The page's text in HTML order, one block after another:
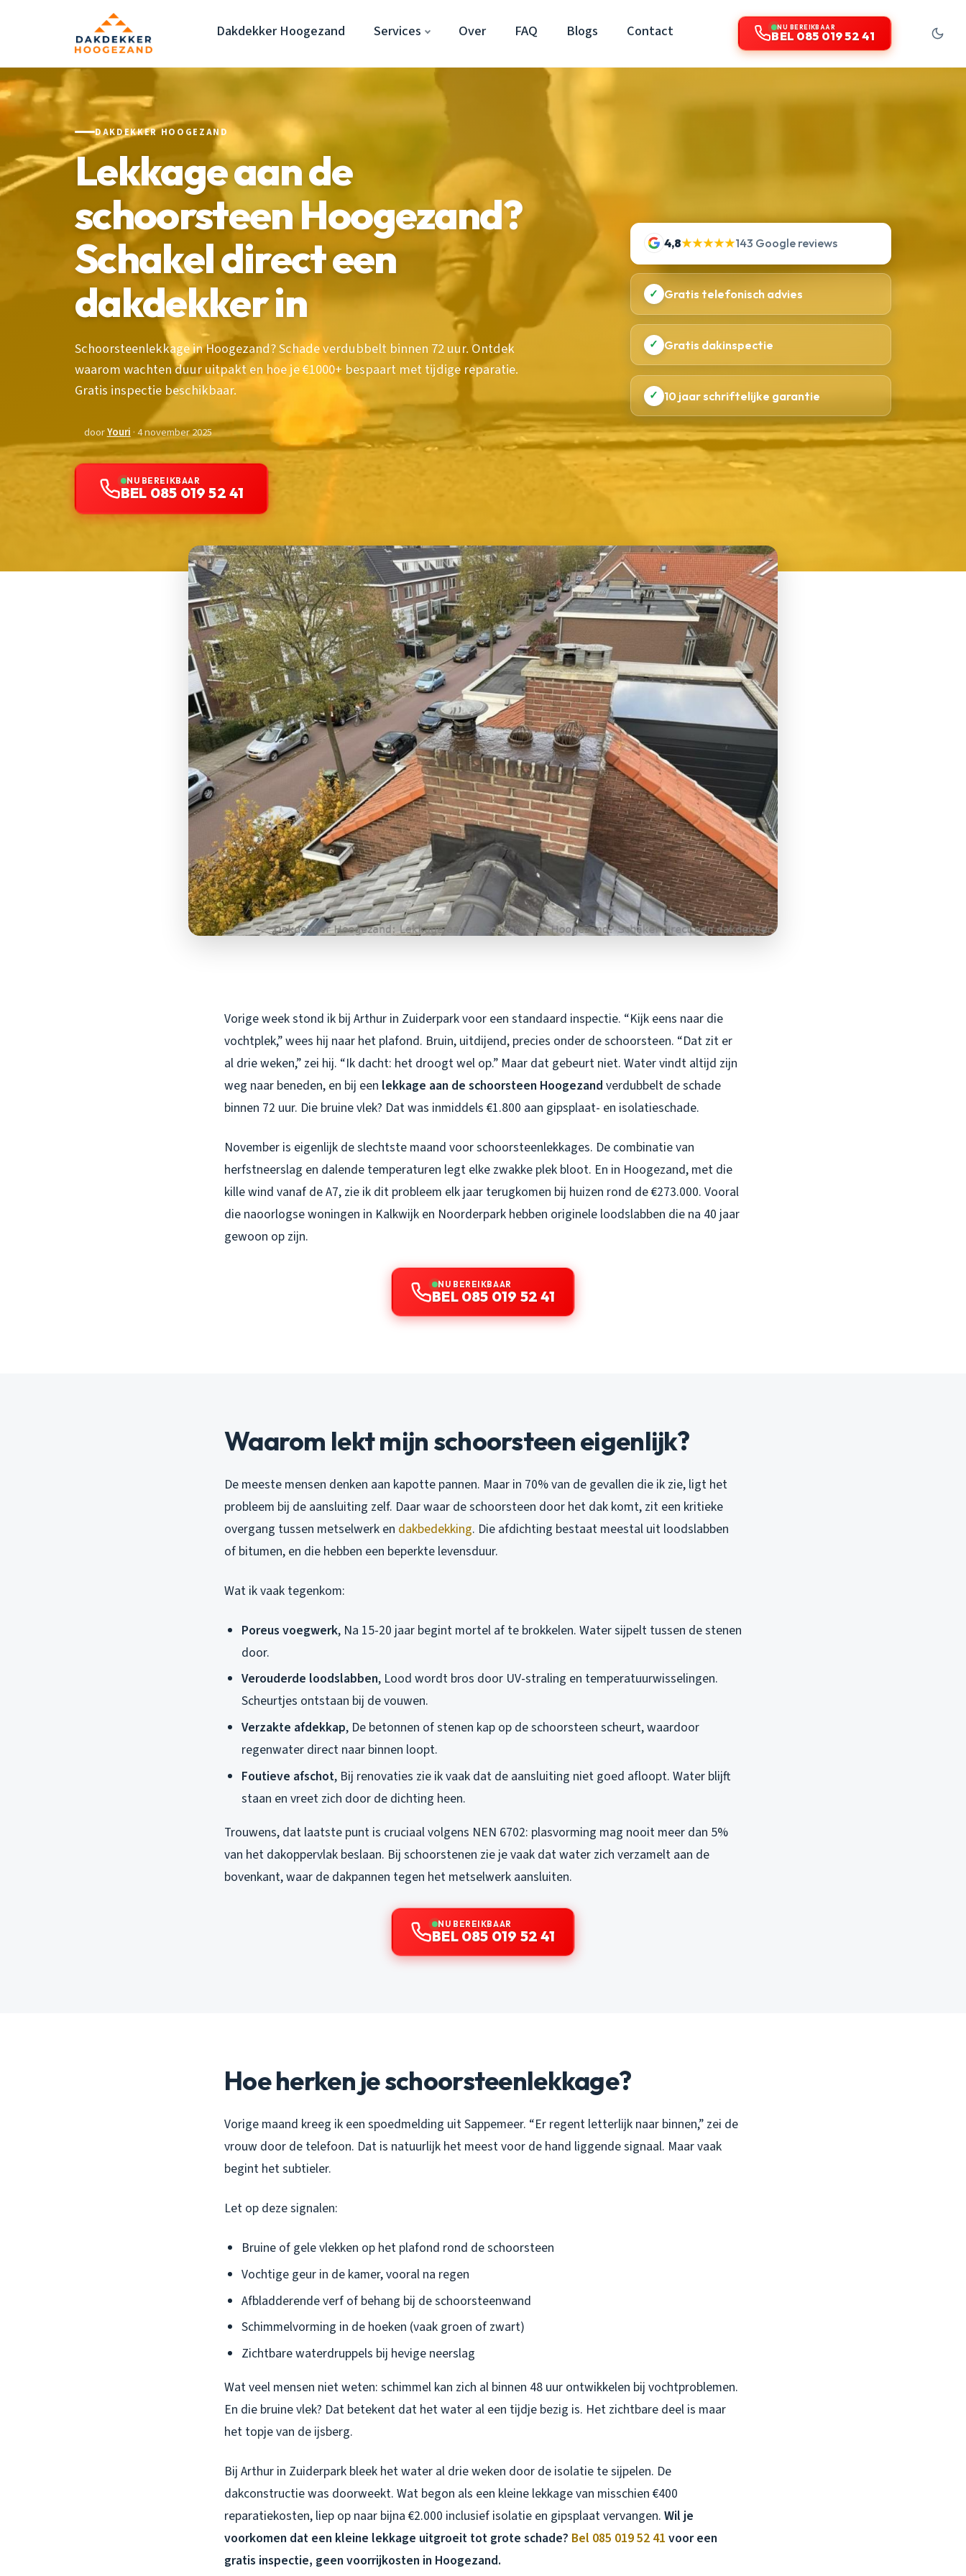
Dakdekker Hoogezand Services Over FAQ Blogs Contact NU BEREIKBAAR
BEL 085 019 52 41
DAKDEKKER HOOGEZAND
Lekkage aan de
schoorsteen Hoogezand?
Schakel direct een
dakdekker in
Schoorsteenlekkage in Hoogezand? Schade verdubbelt binnen 72 uur. Ontdek
waarom wachten duur uitpakt en hoe je €1000+ bespaart met tijdige reparatie.
Gratis inspectie beschikbaar.
doorYouri · 4 november 2025
NU BEREIKBAAR
BEL 085 019 52 41
4,8★★★★★143 Google reviews
✓ Gratis telefonisch advies
✓ Gratis dakinspectie
✓ 10 jaar schriftelijke garantie
Vorige week stond ik bij Arthur in Zuiderpark voor een standaard inspectie. “Kijk eens naar die
vochtplek,” wees hij naar het plafond. Bruin, uitdijend, precies onder de schoorsteen. “Dat zit er
al drie weken,” zei hij. “Ik dacht: het droogt wel op.” Maar dat gebeurt niet. Water vindt altijd zijn
weg naar beneden, en bij een lekkage aan de schoorsteen Hoogezand verdubbelt de schade
binnen 72 uur. Die bruine vlek? Dat was inmiddels €1.800 aan gipsplaat- en isolatieschade.
November is eigenlijk de slechtste maand voor schoorsteenlekkages. De combinatie van
herfstneerslag en dalende temperaturen legt elke zwakke plek bloot. En in Hoogezand, met die
kille wind vanaf de A7, zie ik dit probleem elk jaar terugkomen bij huizen rond de €273.000. Vooral
die naoorlogse woningen in Kalkwijk en Noorderpark hebben originele loodslabben die na 40 jaar
gewoon op zijn.
NU BEREIKBAAR
BEL 085 019 52 41
Waarom lekt mijn schoorsteen eigenlijk?
De meeste mensen denken aan kapotte pannen. Maar in 70% van de gevallen die ik zie, ligt het
probleem bij de aansluiting zelf. Daar waar de schoorsteen door het dak komt, zit een kritieke
overgang tussen metselwerk en dakbedekking. Die afdichting bestaat meestal uit loodslabben
of bitumen, en die hebben een beperkte levensduur.
Wat ik vaak tegenkom:
Poreus voegwerk, Na 15-20 jaar begint mortel af te brokkelen. Water sijpelt tussen de stenen
door.
Verouderde loodslabben, Lood wordt bros door UV-straling en temperatuurwisselingen.
Scheurtjes ontstaan bij de vouwen.
Verzakte afdekkap, De betonnen of stenen kap op de schoorsteen scheurt, waardoor
regenwater direct naar binnen loopt.
Foutieve afschot, Bij renovaties zie ik vaak dat de aansluiting niet goed afloopt. Water blijft
staan en vreet zich door de dichting heen.
Trouwens, dat laatste punt is cruciaal volgens NEN 6702: plasvorming mag nooit meer dan 5%
van het dakoppervlak beslaan. Bij schoorstenen zie je vaak dat water zich verzamelt aan de
bovenkant, waar de dakpannen tegen het metselwerk aansluiten.
NU BEREIKBAAR
BEL 085 019 52 41
Hoe herken je schoorsteenlekkage?
Vorige maand kreeg ik een spoedmelding uit Sappemeer. “Er regent letterlijk naar binnen,” zei de
vrouw door de telefoon. Dat is natuurlijk het meest voor de hand liggende signaal. Maar vaak
begint het subtieler.
Let op deze signalen:
Bruine of gele vlekken op het plafond rond de schoorsteen
Vochtige geur in de kamer, vooral na regen
Afbladderende verf of behang bij de schoorsteenwand
Schimmelvorming in de hoeken (vaak groen of zwart)
Zichtbare waterdruppels bij hevige neerslag
Wat veel mensen niet weten: schimmel kan zich al binnen 48 uur ontwikkelen bij vochtproblemen.
En die bruine vlek? Dat betekent dat het water al een tijdje bezig is. Het zichtbare deel is maar
het topje van de ijsberg.
Bij Arthur in Zuiderpark bleek het water al drie weken door de isolatie te sijpelen. De
dakconstructie was doorweekt. Wat begon als een kleine lekkage van misschien €400
reparatiekosten, liep op naar bijna €2.000 inclusief isolatie en gipsplaat vervangen. Wil je
voorkomen dat een kleine lekkage uitgroeit tot grote schade? Bel 085 019 52 41 voor een
gratis inspectie, geen voorrijkosten in Hoogezand.